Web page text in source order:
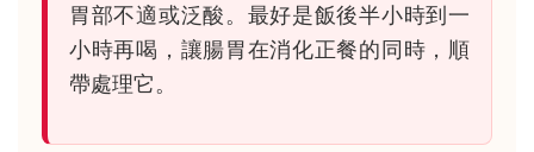
胃部不適或泛酸。最好是飯後半小時到一
小時再喝，讓腸胃在消化正餐的同時，順
帶處理它。